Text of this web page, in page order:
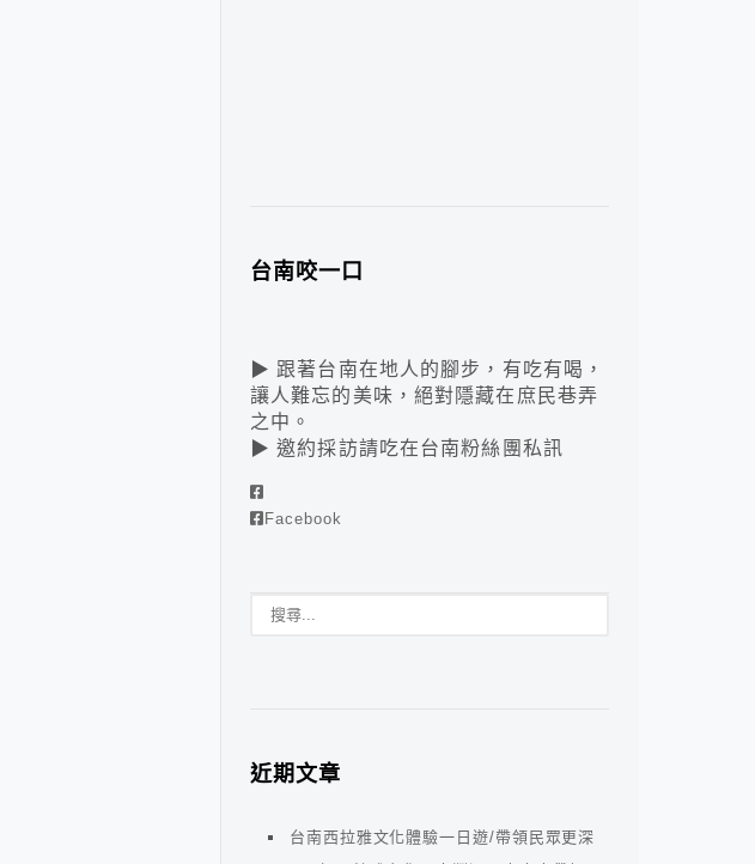
台南咬一口
▶ 跟著台南在地人的腳步，有吃有喝，
讓人難忘的美味，絕對隱藏在庶民巷弄
之中。
▶ 邀約採訪請吃在台南粉絲團私訊
Facebook
近期文章
台南西拉雅文化體驗一日遊/帶領民眾更深